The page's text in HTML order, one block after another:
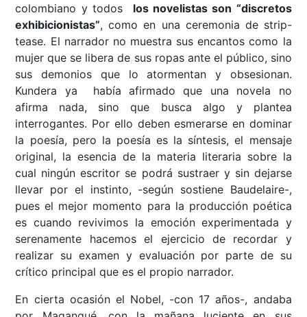
colombiano y todos los novelistas son “discretos
exhibicionistas”, como en una ceremonia de strip-
tease. El narrador no muestra sus encantos como la
mujer que se libera de sus ropas ante el público, sino
sus demonios que lo atormentan y obsesionan.
Kundera ya había afirmado que una novela no
afirma nada, sino que busca algo y plantea
interrogantes. Por ello deben esmerarse en dominar
la poesía, pero la poesía es la síntesis, el mensaje
original, la esencia de la materia literaria sobre la
cual ningún escritor se podrá sustraer y sin dejarse
llevar por el instinto, -según sostiene Baudelaire-,
pues el mejor momento para la producción poética
es cuando revivimos la emoción experimentada y
serenamente hacemos el ejercicio de recordar y
realizar su examen y evaluación por parte de su
crítico principal que es el propio narrador.
En cierta ocasión el Nobel, -con 17 años-, andaba